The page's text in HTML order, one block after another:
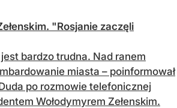
"Rosjanie zaczęli
bardzo trudna. Nad ranem
miasta – poinformował
po rozmowie telefonicznej
Wołodymyrem Zełenskim.